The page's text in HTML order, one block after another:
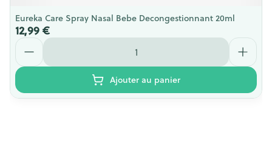
Eureka Care Spray Nasal Bebe Decongestionnant 20ml
12,99 €
Quantité
Ajouter au panier